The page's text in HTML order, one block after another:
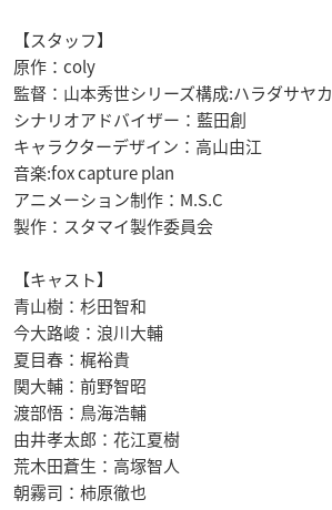
【スタッフ】
原作：coly
監督：山本秀世シリーズ構成:ハラダサヤカ
シナリオアドバイザー：藍田創
キャラクターデザイン：高山由江
音楽:fox capture plan
アニメーション制作：M.S.C
製作：スタマイ製作委員会
【キャスト】
青山樹：杉田智和
今大路峻：浪川大輔
夏目春：梶裕貴
関大輔：前野智昭
渡部悟：鳥海浩輔
由井孝太郎：花江夏樹
荒木田蒼生：高塚智人
朝霧司：柿原徹也